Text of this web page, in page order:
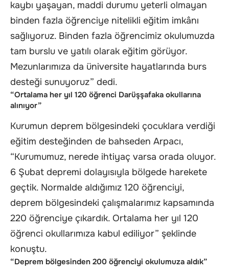
kaybı yaşayan, maddi durumu yeterli olmayan
binden fazla öğrenciye nitelikli eğitim imkânı
sağlıyoruz. Binden fazla öğrencimiz okulumuzda
tam burslu ve yatılı olarak eğitim görüyor.
Mezunlarımıza da üniversite hayatlarında burs
desteği sunuyoruz” dedi.
“Ortalama her yıl 120 öğrenci Darüşşafaka okullarına
alınıyor”
Kurumun deprem bölgesindeki çocuklara verdiği
eğitim desteğinden de bahseden Arpacı,
“Kurumumuz, nerede ihtiyaç varsa orada oluyor.
6 Şubat depremi dolayısıyla bölgede harekete
geçtik. Normalde aldığımız 120 öğrenciyi,
deprem bölgesindeki çalışmalarımız kapsamında
220 öğrenciye çıkardık. Ortalama her yıl 120
öğrenci okullarımıza kabul ediliyor” şeklinde
konuştu.
“Deprem bölgesinden 200 öğrenciyi okulumuza aldık”